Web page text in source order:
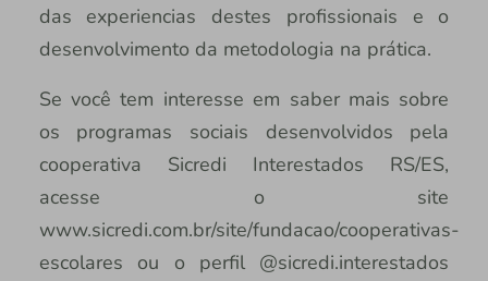
das experiencias destes profissionais e o
desenvolvimento da metodologia na prática.
Se você tem interesse em saber mais sobre
os programas sociais desenvolvidos pela
cooperativa Sicredi Interestados RS/ES,
acesse o site
www.sicredi.com.br/site/fundacao/cooperativas-
escolares ou o perfil @sicredi.interestados